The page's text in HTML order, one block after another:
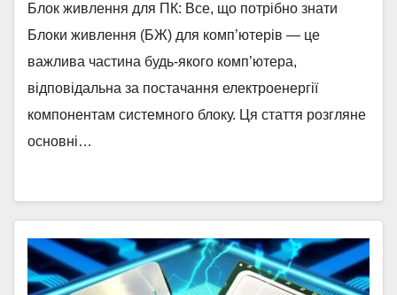
Блок живлення для ПК: Все, що потрібно знати
Блоки живлення (БЖ) для комп’ютерів — це
важлива частина будь-якого комп’ютера,
відповідальна за постачання електроенергії
компонентам системного блоку. Ця стаття розгляне
основні…